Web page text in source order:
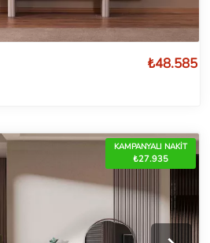
₺48.585
KAMPANYALI NAKİT
₺27.935